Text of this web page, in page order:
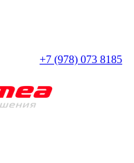
+7 (978) 073 8185